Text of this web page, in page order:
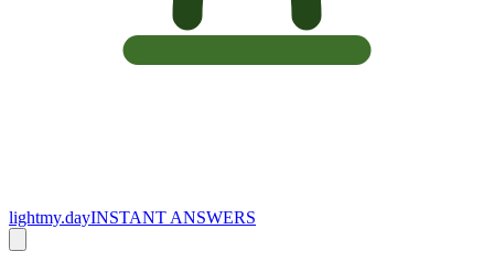
lightmy.dayINSTANT ANSWERS